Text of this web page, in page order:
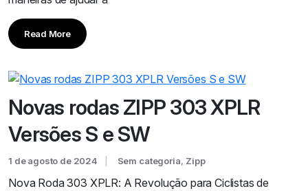
Read More
Novas rodas ZIPP 303 XPLR
Versões S e SW
1 de agosto de 2024 Sem categoria, Zipp
Nova Roda 303 XPLR: A Revolução para Ciclistas de